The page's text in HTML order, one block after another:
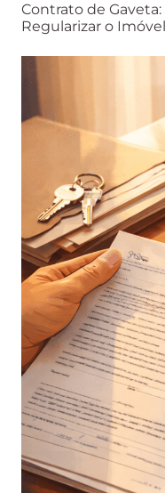
Contrato de
Regularizar o Imóvel